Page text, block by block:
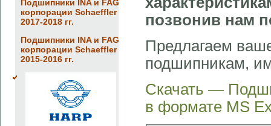
Подшипники INA и FAG
корпорации Schaeffler
2017-2018 гг.
Подшипники INA и FAG
корпорации Schaeffler
2015-2016 гг.
позвонив нам
Предлагаем
подшипникам,
Скачать —
в формате MS